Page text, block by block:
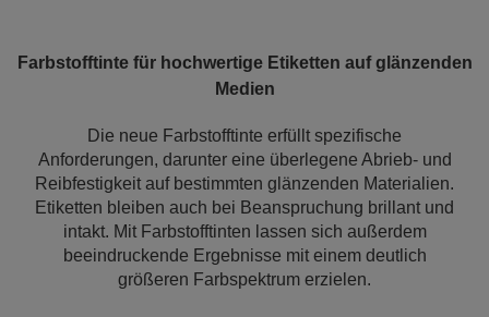
Farbstofftinte für hochwertige Etiketten auf glänzenden
Medien
Die neue Farbstofftinte erfüllt spezifische
Anforderungen, darunter eine überlegene Abrieb- und
Reibfestigkeit auf bestimmten glänzenden Materialien.
Etiketten bleiben auch bei Beanspruchung brillant und
intakt. Mit Farbstofftinten lassen sich außerdem
beeindruckende Ergebnisse mit einem deutlich
größeren Farbspektrum erzielen.